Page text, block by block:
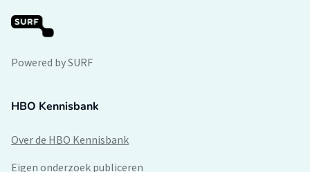
Powered by SURF
HBO Kennisbank
Over de HBO Kennisbank
Eigen onderzoek publiceren